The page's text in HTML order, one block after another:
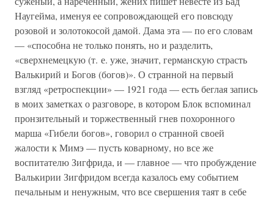
Наугейма, именуя ее сопровождающей его повсюду
розовой и золотокосой дамой. Дама эта — по его словам
— «способна не только понять, но и разделить,
«сверхнемецкую (т. е. уже, значит, германскую страсть
Валькирий и Богов (богов)». О странной на первый
взгляд «ретроспекции» — 1921 года — есть беглая запись
в моих заметках о разговоре, в котором Блок вспоминал
пронзительный и торжественный гнев похоронного
марша «Гибели богов», говорил о странной своей
жалости к Мимэ — пусть коварному, но все же
воспитателю Зигфрида, и — главное — что пробуждение
Валькирии Зигфридом всегда казалось ему событием
печальным и ненужным, что все свершения таят в себе